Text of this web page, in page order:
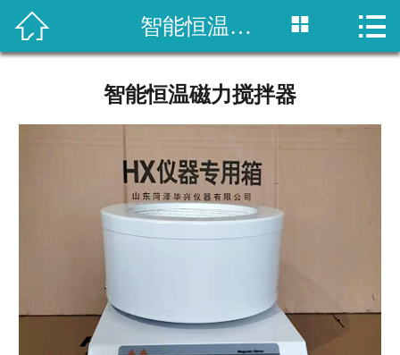
网站首页
客户案例
联系我们
 智能恒温磁力搅拌器  
智能恒温磁力搅拌器